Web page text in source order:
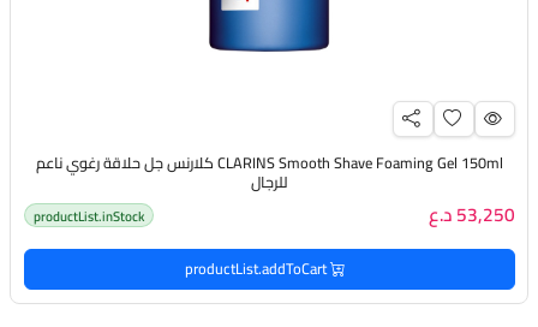
CLARINS Smooth Shave Foaming Gel 150ml كلارنس جل حلاقة رغوي ناعم
للرجال
53,250 د.ع productList.inStock
productList.addToCart